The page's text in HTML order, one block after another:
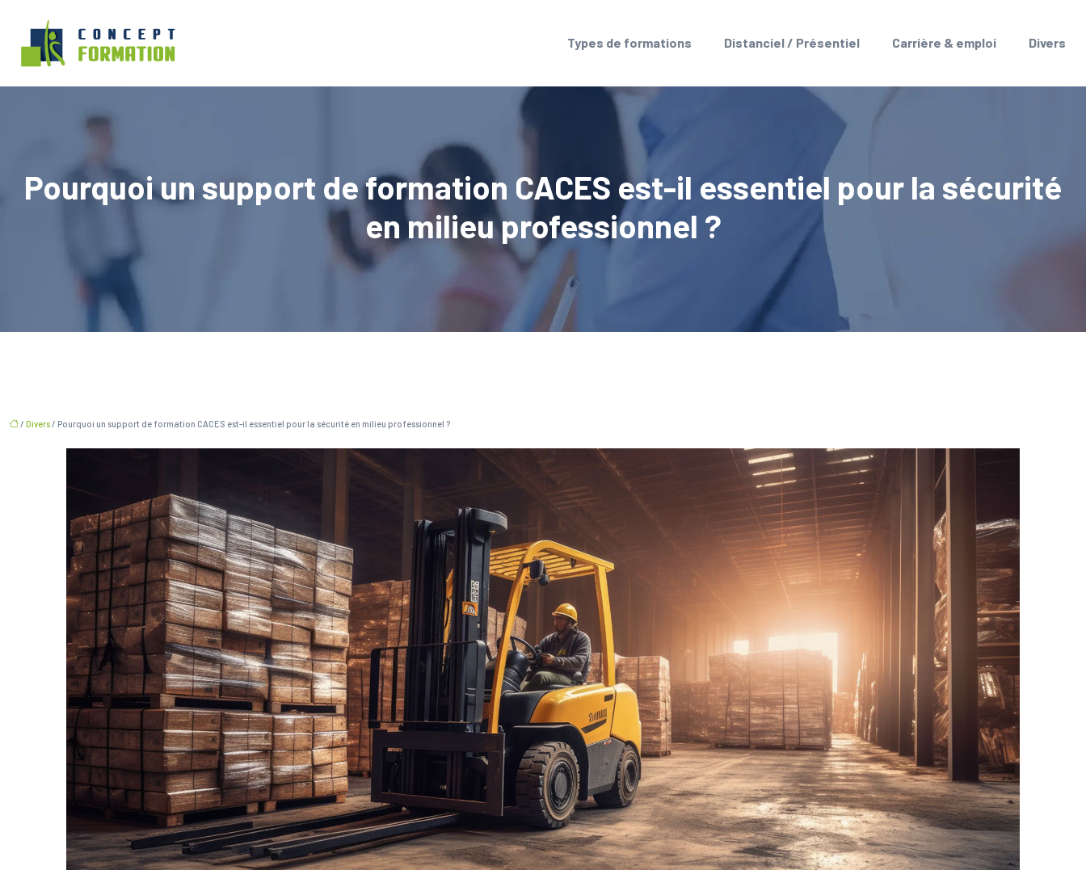
Types de formations Distanciel / Présentiel Carrière & emploi Divers
Pourquoi un support de formation CACES est-il essentiel pour la sécurité
en milieu professionnel ?
/ Divers/ Pourquoi un support de formation CACES est-il essentiel pour la sécurité en milieu professionnel ?